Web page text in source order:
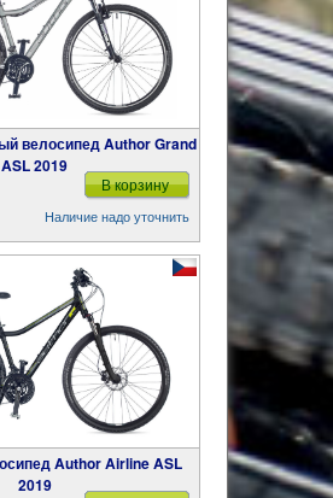
ASL 2019
В корзину
Наличие надо уточнить
2019